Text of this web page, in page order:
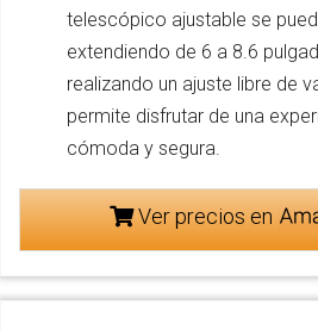
telescópico ajustable se
extendiendo de 6 a 8.6
realizando un ajuste libre de
permite disfrutar de una
cómoda y segura.
Ver precios en